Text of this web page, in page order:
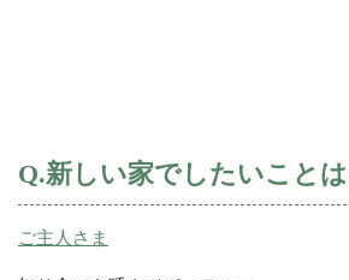
Q.新しい家でしたいこと
ご主人さま